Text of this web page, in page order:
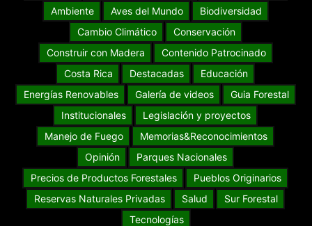
Ambiente
Aves del Mundo
Biodiversidad
Cambio Climático
Conservación
Construir con Madera
Contenido Patrocinado
Costa Rica
Destacadas
Educación
Energías Renovables
Galería de videos
Guia Forestal
Institucionales
Legislación y proyectos
Manejo de Fuego
Memorias&Reconocimientos
Opinión
Parques Nacionales
Precios de Productos Forestales
Pueblos Originarios
Reservas Naturales Privadas
Salud
Sur Forestal
Tecnologías